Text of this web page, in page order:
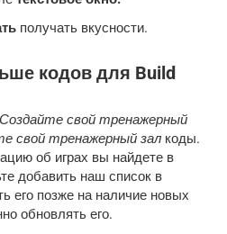
получать вкусности.
кодов для Build
Создайте свой тренажерный
свой тренажерный зал коды.
об играх вы найдете в
добавить наш список в
его позже на наличие новых
обновлять его.